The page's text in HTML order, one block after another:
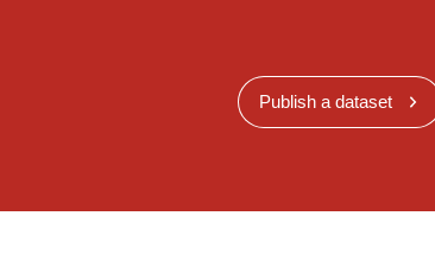
Publish a dataset